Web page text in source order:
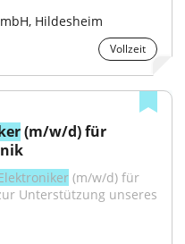
Hildesheim
Vollzeit
(m/w/d) für
(m/w/d) für
Unterstützung unseres